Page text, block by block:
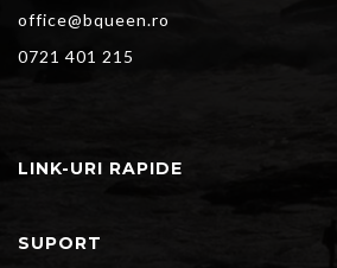
office@bqueen.ro
0721 401 215
LINK-URI RAPIDE
SUPORT